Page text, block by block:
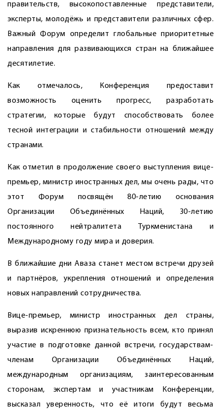
правительств, высокопоставленные представители,
эксперты, молодёжь и представители различных сфер.
Важный Форум определит глобальные приоритетные
направления для развивающихся стран на ближайшее
десятилетие.
Как отмечалось, Конференция предоставит
возможность оценить прогресс, разработать
стратегии, которые будут способствовать более
тесной интеграции и стабильности отношений между
странами.
Как отметил в продолжение своего выступления вице-
премьер, министр иностранных дел, мы очень рады, что
этот Форум посвящён 80-летию основания
Организации Объединённых Наций, 30-летию
постоянного нейтралитета Туркменистана и
Международному году мира и доверия.
В ближайшие дни Аваза станет местом встречи друзей
и партнёров, укрепления отношений и определения
новых направлений сотрудничества.
Вице-премьер, министр иностранных дел страны,
выразив искреннюю признательность всем, кто принял
участие в подготовке данной встречи, государствам-
членам Организации Объединённых Наций,
международным организациям, заинтересованным
сторонам, экспертам и участникам Конференции,
высказал уверенность, что её итоги будут весьма